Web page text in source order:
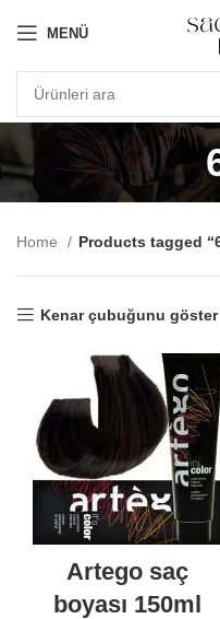
MENÜ
Home Products tagged
Kenar çubuğunu göster
Artego saç
boyası 150ml